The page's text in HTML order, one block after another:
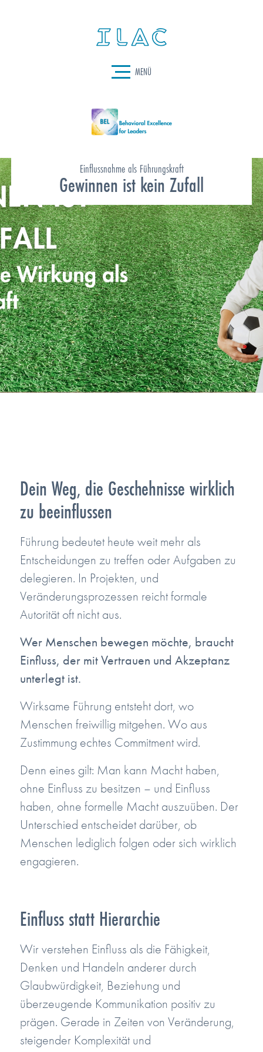
MENÜ
Einflussnahme als Führungskraft
Gewinnen ist kein Zufall
Dein Weg, die Geschehnisse wirklich
zu beeinflussen
Führung bedeutet heute weit mehr als
Entscheidungen zu treffen oder Aufgaben zu
delegieren. In Projekten, und
Veränderungsprozessen reicht formale
Autorität oft nicht aus.
Wer Menschen bewegen möchte, braucht
Einfluss, der mit Vertrauen und Akzeptanz
unterlegt ist.
Wirksame Führung entsteht dort, wo
Menschen freiwillig mitgehen. Wo aus
Zustimmung echtes Commitment wird.
Denn eines gilt: Man kann Macht haben,
ohne Einfluss zu besitzen – und Einfluss
haben, ohne formelle Macht auszuüben. Der
Unterschied entscheidet darüber, ob
Menschen lediglich folgen oder sich wirklich
engagieren.
Einfluss statt Hierarchie
Wir verstehen Einfluss als die Fähigkeit,
Denken und Handeln anderer durch
Glaubwürdigkeit, Beziehung und
überzeugende Kommunikation positiv zu
prägen. Gerade in Zeiten von Veränderung,
steigender Komplexität und